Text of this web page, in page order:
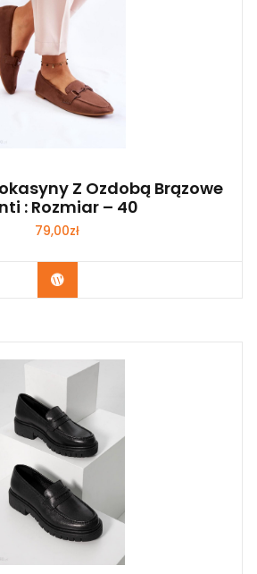
Z Ozdobą Brązowe
: Rozmiar – 40
79,00zł
Kup Teraz